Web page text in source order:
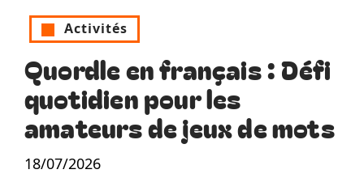
Activités
Quordle en français : Défi
quotidien pour les
amateurs de jeux de mots
18/07/2026